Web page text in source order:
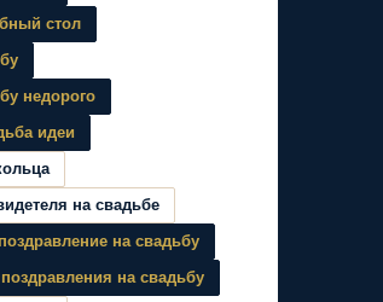
стол
недорого
идеи
на свадьбе
на свадьбу
на свадьбу